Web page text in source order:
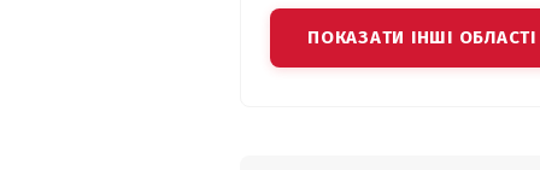
ПОКАЗАТИ ІНШІ ОБЛАСТІ